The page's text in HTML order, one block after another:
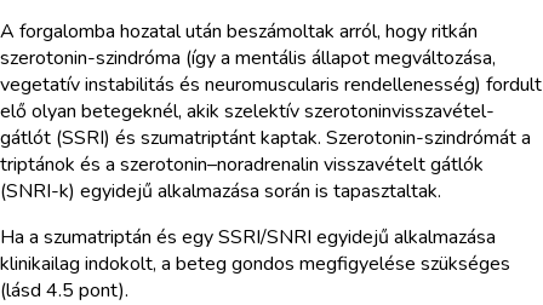
A forgalomba hozatal után beszámoltak arról, hogy ritkán
szerotonin-szindróma (így a mentális állapot megváltozása,
vegetatív instabilitás és neuromuscularis rendellenesség) fordult
elő olyan betegeknél, akik szelektív szerotoninvisszavétel-
gátlót (SSRI) és szumatriptánt kaptak. Szerotonin-szindrómát a
triptánok és a szerotonin–noradrenalin visszavételt gátlók
(SNRI-k) egyidejű alkalmazása során is tapasztaltak.
Ha a szumatriptán és egy SSRI/SNRI egyidejű alkalmazása
klinikailag indokolt, a beteg gondos megfigyelése szükséges
(lásd 4.5 pont).